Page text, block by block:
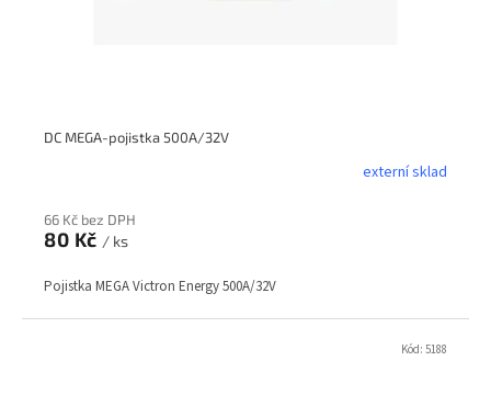
DC MEGA-pojistka 500A/32V
externí sklad
66 Kč bez DPH
80 Kč / ks
Pojistka MEGA Victron Energy 500A/32V
Kód: 5188